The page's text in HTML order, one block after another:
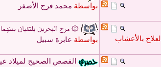
بواسطة محمد فرج الأصفر
العلاج بالأعشاب
۞ مرج البحرين يلتقيان
بواسطة عابرة سبيل
القصص الصحيح لميلاد